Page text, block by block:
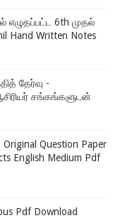
எழுதப்பட்ட 6th முதல்
Hand Written Notes
தேர்வு -
சங்கங்களுடன்
Question Paper
English Medium Pdf
Pdf Download